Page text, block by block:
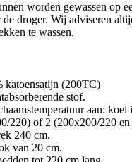
worden gewassen op
droger. Wij adviseren
te wassen.
katoensatijn (200TC)
stof.
aan:
220) of 2 (200x200/220
240 cm.
van 20 cm.